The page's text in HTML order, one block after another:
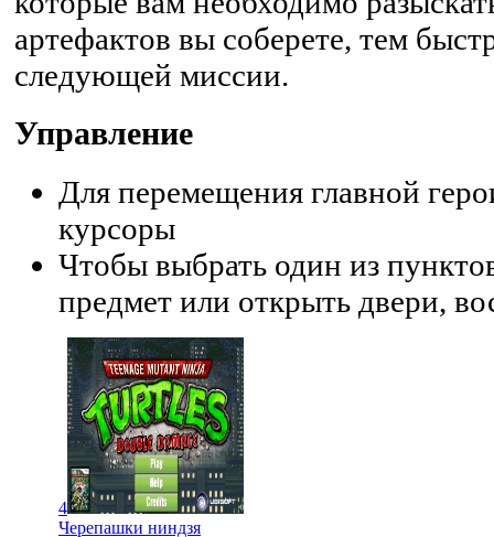
артефактов вы соберете, тем
следующей миссии.
Управление
Для перемещения главной
курсоры
Чтобы выбрать один из
предмет или открыть двери,
4
Черепашки ниндзя